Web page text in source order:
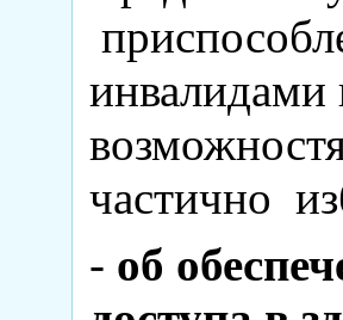
частично
- об